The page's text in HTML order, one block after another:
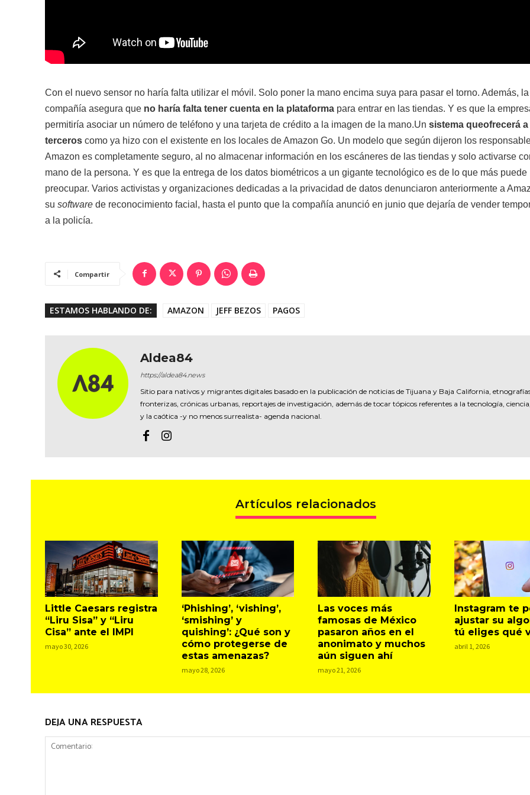
Con el nuevo sensor no haría falta utilizar el móvil. Solo poner la mano encima suya para pasar el torno. Además, la
compañía asegura que no haría falta tener cuenta en la plataforma para entrar en las tiendas. Y es que la
permitiría asociar un número de teléfono y una tarjeta de crédito a la imagen de la mano.Un sistema queofrecerá a
terceros como ya hizo con el existente en los locales de Amazon Go. Un modelo que según dijeron los
Amazon es completamente seguro, al no almacenar información en los escáneres de las tiendas y solo activarse
mano de la persona. Y es que la entrega de los datos biométricos a un gigante tecnológico es de lo que más puede
preocupar. Varios activistas y organizaciones dedicadas a la privacidad de datos denunciaron anteriormente a
su software de reconocimiento facial, hasta el punto que la compañía anunció en junio que dejaría de vender
a la policía.
Compartir
ESTAMOS HABLANDO DE: AMAZON JEFF BEZOS PAGOS
Aldea84
https://aldea84.news
Sitio para nativos y migrantes digitales basado en la publicación de noticias de Tijuana y Baja California,
fronterizas, crónicas urbanas, reportajes de investigación, además de tocar tópicos referentes a la tecnología,
y la caótica -y no menos surrealista- agenda nacional.
Artículos relacionados
Little Caesars registra
“Liru Sisa” y “Liru
Cisa” ante el IMPI
mayo 30, 2026
‘Phishing’, ‘vishing’,
‘smishing’ y
quishing’: ¿Qué son y
cómo protegerse de
estas amenazas?
mayo 28, 2026
Las voces más
famosas de México
pasaron años en el
anonimato y muchos
aún siguen ahí
mayo 21, 2026
Instagram te
ajustar su
tú eliges qué
abril 1, 2026
DEJA UNA RESPUESTA